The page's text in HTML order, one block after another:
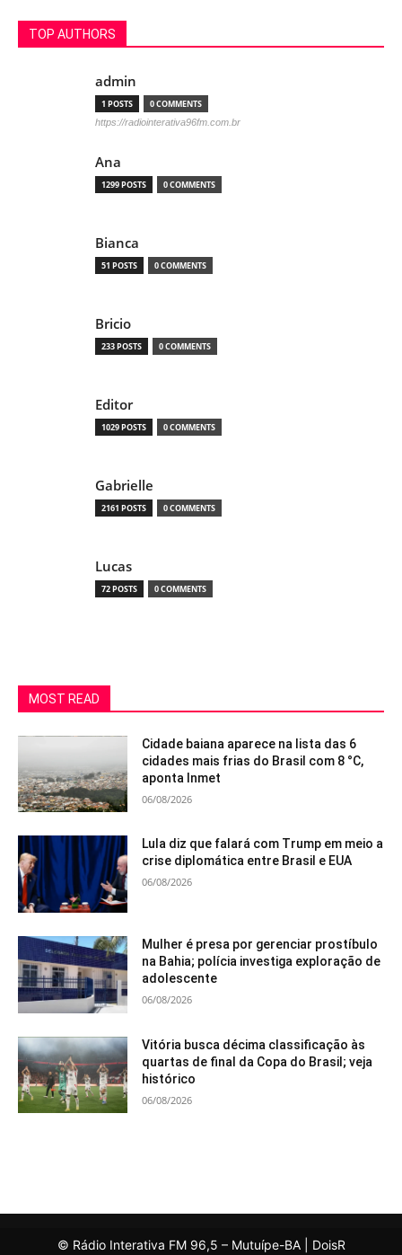
TOP AUTHORS
admin
1 POSTS 0 COMMENTS
https://radiointerativa96fm.com.br
Ana
1299 POSTS 0 COMMENTS
Bianca
51 POSTS 0 COMMENTS
Bricio
233 POSTS 0 COMMENTS
Editor
1029 POSTS 0 COMMENTS
Gabrielle
2161 POSTS 0 COMMENTS
Lucas
72 POSTS 0 COMMENTS
MOST READ
Cidade baiana aparece na lista das 6
cidades mais frias do Brasil com 8 °C,
aponta Inmet
06/08/2026
Lula diz que falará com Trump em meio a
crise diplomática entre Brasil e EUA
06/08/2026
Mulher é presa por gerenciar prostíbulo
na Bahia; polícia investiga exploração de
adolescente
06/08/2026
Vitória busca décima classificação às
quartas de final da Copa do Brasil; veja
histórico
06/08/2026
© Rádio Interativa FM 96,5 – Mutuípe-BA | DoisR